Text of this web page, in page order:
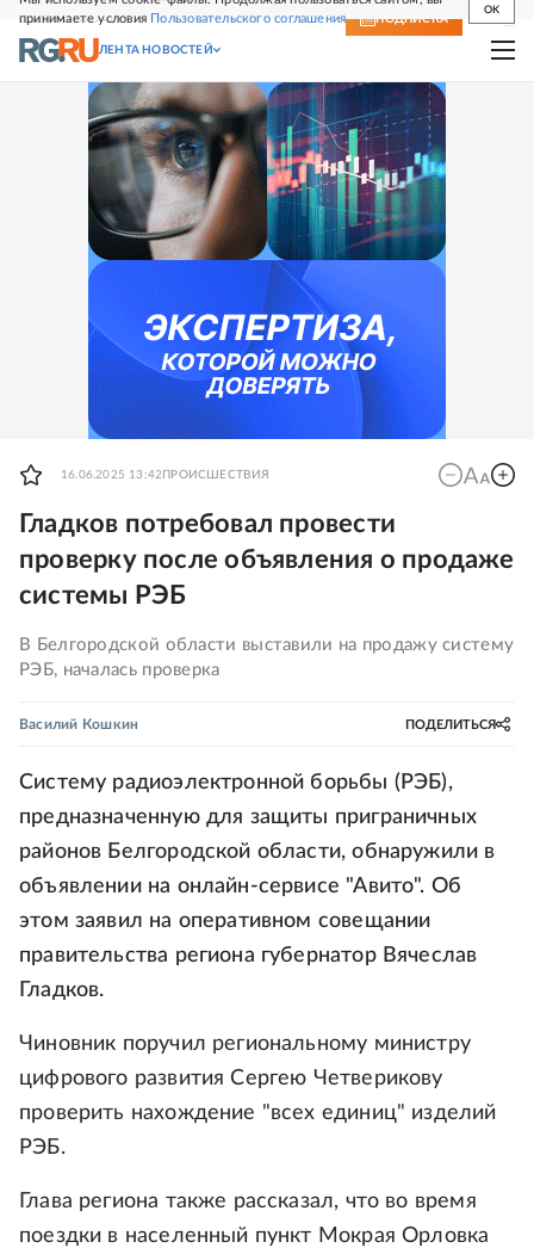
принимаете условия Пользовательского соглашения
OK
СВЕЖИЙ НОМЕР ПОДПИСКА
ЛЕНТА НОВОСТЕЙ
16.06.2025 13:42 ПРОИСШЕСТВИЯ
Гладков потребовал провести
проверку после объявления о продаже
системы РЭБ
В Белгородской области выставили на продажу систему
РЭБ, началась проверка
Василий Кошкин ПОДЕЛИТЬСЯ
Систему радиоэлектронной борьбы (РЭБ),
предназначенную для защиты приграничных
районов Белгородской области, обнаружили в
объявлении на онлайн-сервисе "Авито". Об
этом заявил на оперативном совещании
правительства региона губернатор Вячеслав
Гладков.
Чиновник поручил региональному министру
цифрового развития Сергею Четверикову
проверить нахождение "всех единиц" изделий
РЭБ.
Глава региона также рассказал, что во время
поездки в населенный пункт Мокрая Орловка